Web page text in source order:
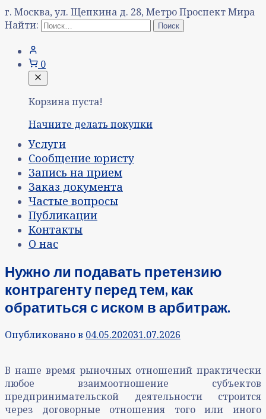
г. Москва, ул. Щепкина д. 28, Метро Проспект Мира
Найти:
0
Корзина пуста!
Начните делать покупки
Услуги
Сообщение юристу
Запись на прием
Заказ документа
Частые вопросы
Публикации
Контакты
О нас
Нужно ли подавать претензию
контрагенту перед тем, как
обратиться с иском в арбитраж.
Опубликовано в 04.05.202031.07.2026
В наше время рыночных отношений практически
любое взаимоотношение субъектов
предпринимательской деятельности строится
через договорные отношения того или иного